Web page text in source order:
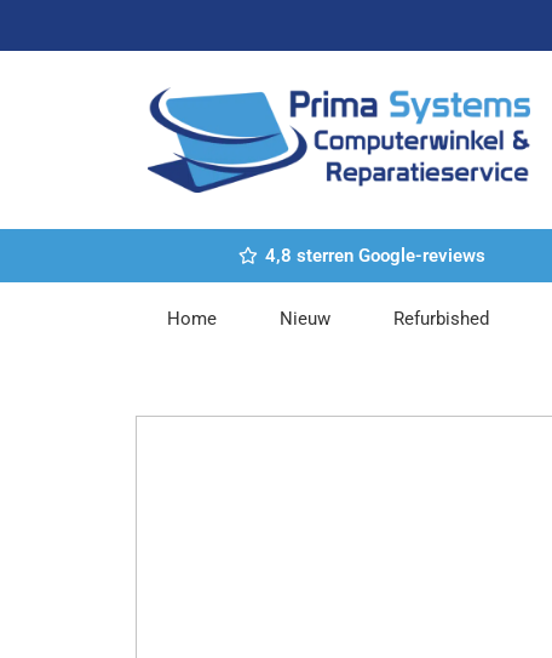
4,8 sterren Google-reviews
Home Nieuw Refurbished